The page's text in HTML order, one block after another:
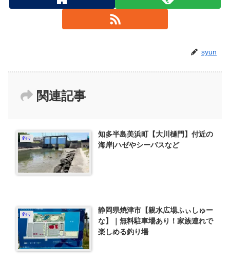
syun
関連記事
釣り
知多半島美浜町【大川樋門】付近の
海岸|ハゼやシーバスなど
釣り
静岡県焼津市【親水広場ふぃしゅー
な】｜無料駐車場あり！家族連れで
楽しめる釣り場